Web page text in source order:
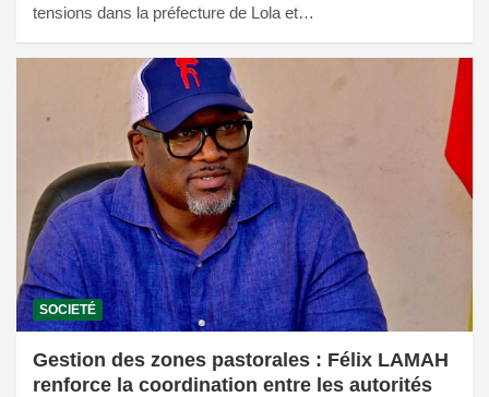
tensions dans la préfecture de Lola et…
SOCIETÉ
Gestion des zones pastorales : Félix LAMAH
renforce la coordination entre les autorités